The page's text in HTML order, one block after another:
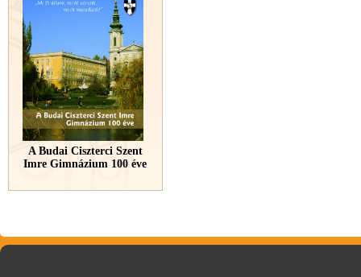
A Budai Ciszterci Szent
Imre Gimnázium 100 éve